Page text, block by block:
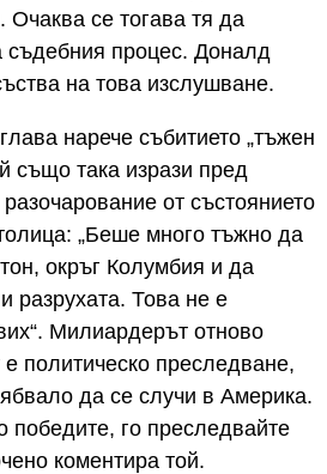
Очаква се тогава тя да
съдебния процес. Доналд
на това изслушване.
нарече събитието „тъжен
също така изрази пред
от състоянието
„Беше много тъжно да
окръг Колумбия и да
разрухата. Това не е
Милиардерът отново
е политическо преследване,
да се случи в Америка.
победите, го преследвайте
коментира той.